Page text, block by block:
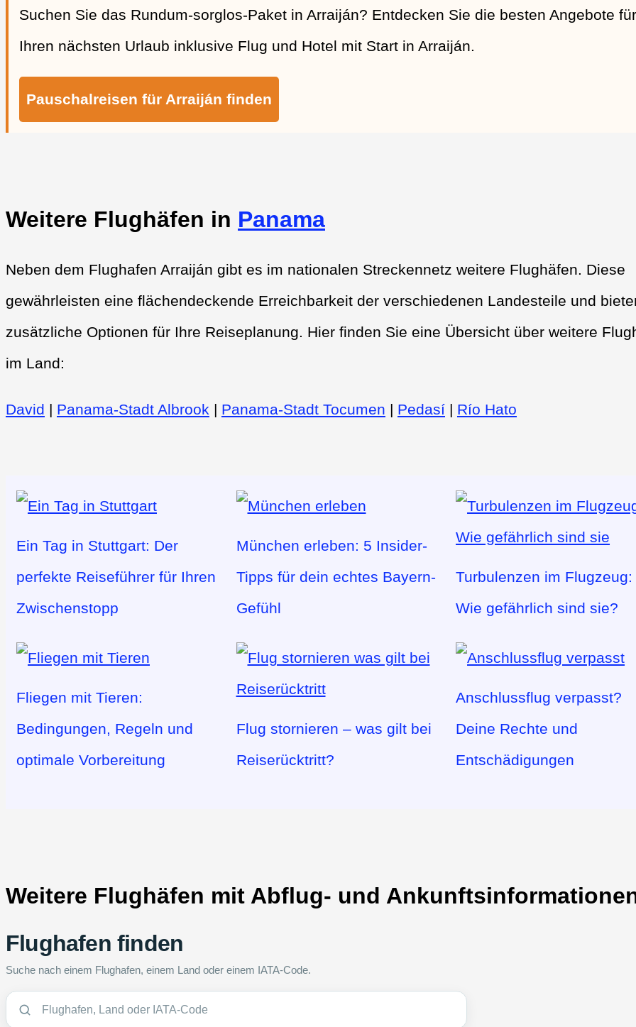
Suchen Sie das Rundum-sorglos-Paket in Arraiján? Entdecken Sie die besten Angebote für
Ihren nächsten Urlaub inklusive Flug und Hotel mit Start in Arraiján.
Pauschalreisen für Arraiján finden
Weitere Flughäfen in Panama
Neben dem Flughafen Arraiján gibt es im nationalen Streckennetz weitere Flughäfen. Diese
gewährleisten eine flächendeckende Erreichbarkeit der verschiedenen Landesteile und
zusätzliche Optionen für Ihre Reiseplanung. Hier finden Sie eine Übersicht über weitere
im Land:
David | Panama-Stadt Albrook | Panama-Stadt Tocumen | Pedasí | Río Hato
Ein Tag in Stuttgart: Der
perfekte Reiseführer für Ihren
Zwischenstopp
München erleben: 5 Insider-
Tipps für dein echtes Bayern-
Gefühl
Turbulenzen im Flugzeug:
Wie gefährlich sind sie?
Fliegen mit Tieren:
Bedingungen, Regeln und
optimale Vorbereitung
Flug stornieren – was gilt bei
Reiserücktritt?
Anschlussflug verpasst?
Deine Rechte und
Entschädigungen
Weitere Flughäfen mit Abflug- und
Flughafen finden
Suche nach einem Flughafen, einem Land oder einem IATA-Code.